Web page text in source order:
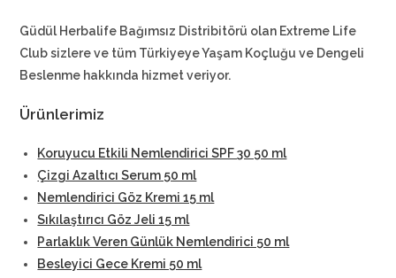
Güdül Herbalife Bağımsız Distribitörü olan Extreme Life
Club sizlere ve tüm Türkiyeye Yaşam Koçluğu ve Dengeli
Beslenme hakkında hizmet veriyor.
Ürünlerimiz
Koruyucu Etkili Nemlendirici SPF 30 50 ml
Çizgi Azaltıcı Serum 50 ml
Nemlendirici Göz Kremi 15 ml
Sıkılaştırıcı Göz Jeli 15 ml
Parlaklık Veren Günlük Nemlendirici 50 ml
Besleyici Gece Kremi 50 ml